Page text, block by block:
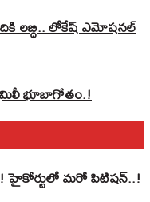
లబ్ధి.. లోకేష్‌ ఎమోషనల్
భూబాగోతం.!
హైకోర్టులో మరో పిటిషన్..!